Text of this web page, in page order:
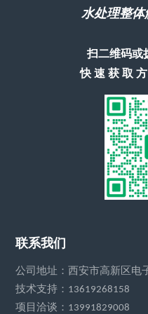
水处理整
扫二维码或
快速获取
联系我们
公司地址：西安市高新区电
技术支持：13619268158
项目洽谈：13991829008